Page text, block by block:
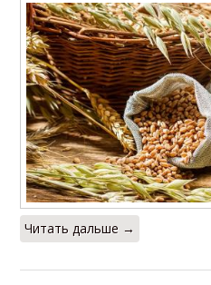
Читать дальше →